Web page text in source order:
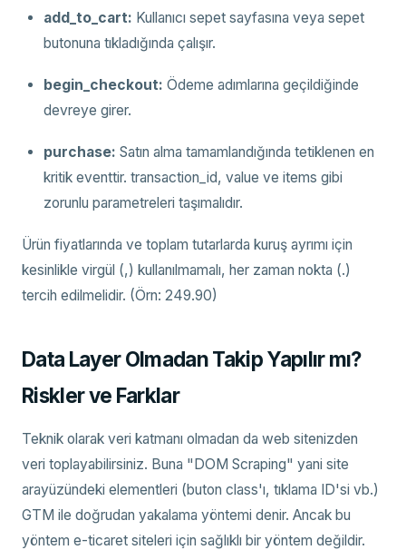
add_to_cart: Kullanıcı sepet sayfasına veya sepet
butonuna tıkladığında çalışır.
begin_checkout: Ödeme adımlarına geçildiğinde
devreye girer.
purchase: Satın alma tamamlandığında tetiklenen en
kritik eventtir. transaction_id, value ve items gibi
zorunlu parametreleri taşımalıdır.
Ürün fiyatlarında ve toplam tutarlarda kuruş ayrımı için
kesinlikle virgül (,) kullanılmamalı, her zaman nokta (.)
tercih edilmelidir. (Örn: 249.90)
Data Layer Olmadan Takip Yapılır mı?
Riskler ve Farklar
Teknik olarak veri katmanı olmadan da web sitenizden
veri toplayabilirsiniz. Buna "DOM Scraping" yani site
arayüzündeki elementleri (buton class'ı, tıklama ID'si vb.)
GTM ile doğrudan yakalama yöntemi denir. Ancak bu
yöntem e-ticaret siteleri için sağlıklı bir yöntem değildir.